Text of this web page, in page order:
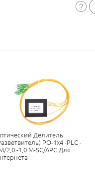
Делитель
РО-1х4 -PLC -
2,0 -1,0 М-SC/APC Для